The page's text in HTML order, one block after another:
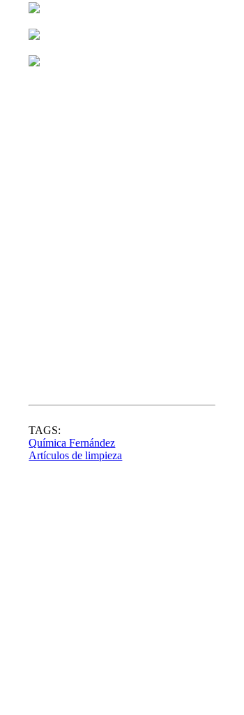
TAGS:
Química Fernández
Artículos de limpieza